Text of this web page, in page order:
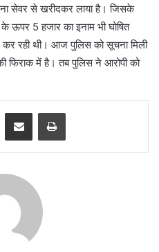
सेवर से खरीदकर लाया है। जिसके
ऊपर 5 हजार का इनाम भी घोषित
कर रही थी। आज पुलिस को सूचना मिली
फिराक में है। तब पुलिस ने आरोपी को
Share via Email Print